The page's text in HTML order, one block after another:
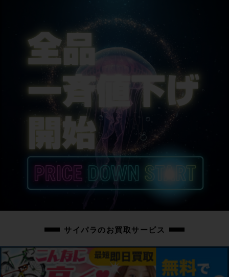
シートポスト
中古：B（使用感少な目/小キズ、ヨゴレ少々）
こちらの自転車は以下の確認を行っております。
変速：正常に動作します。
ブレーキ：正常に動作します。
付属品：ペダルは付属いたしません。別途ご用意下さい。
画像に無いキズや汚れもございます。※出品後に店頭にて展示しておりますの
サイパラのお買取サービス